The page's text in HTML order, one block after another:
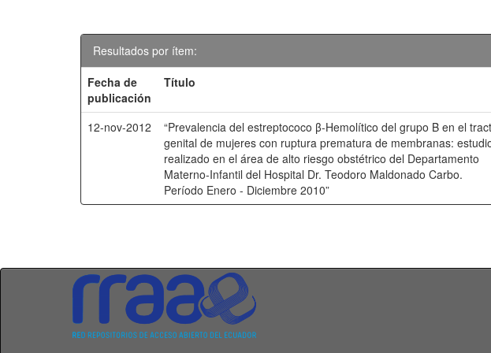
Resultados por ítem:
Fecha de
publicación
Título
12-nov-2012
“Prevalencia del estreptococo β-Hemolítico del grupo B en el
genital de mujeres con ruptura prematura de membranas:
realizado en el área de alto riesgo obstétrico del Departamento
Materno-Infantil del Hospital Dr. Teodoro Maldonado Carbo.
Período Enero - Diciembre 2010”